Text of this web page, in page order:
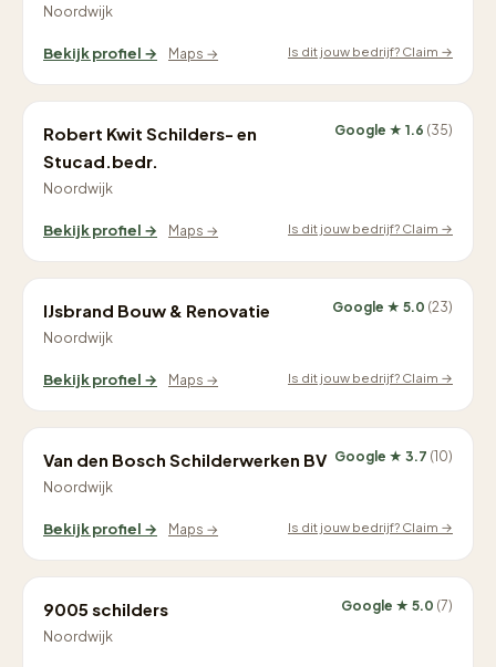
Noordwijk
Bekijk profiel → Maps → Is dit jouw bedrijf? Claim →
Robert Kwit Schilders- en
Stucad.bedr.
Noordwijk
Google ★ 1.6 (35)
Bekijk profiel → Maps → Is dit jouw bedrijf? Claim →
IJsbrand Bouw & Renovatie
Noordwijk
Google ★ 5.0 (23)
Bekijk profiel → Maps → Is dit jouw bedrijf? Claim →
Van den Bosch Schilderwerken BV
Noordwijk
Google ★ 3.7 (10)
Bekijk profiel → Maps → Is dit jouw bedrijf? Claim →
9005 schilders
Noordwijk
Google ★ 5.0 (7)